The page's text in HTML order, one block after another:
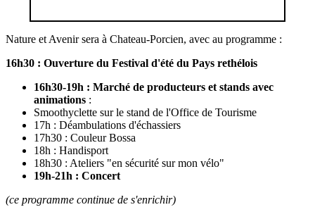
Nature et Avenir sera à Chateau-Porcien, avec au programme :
16h30 : Ouverture du Festival d'été du Pays rethélois
16h30-19h : Marché de producteurs et stands avec
animations :
Smoothyclette sur le stand de l'Office de Tourisme
17h : Déambulations d'échassiers
17h30 : Couleur Bossa
18h : Handisport
18h30 : Ateliers "en sécurité sur mon vélo"
19h-21h : Concert
(ce programme continue de s'enrichir)